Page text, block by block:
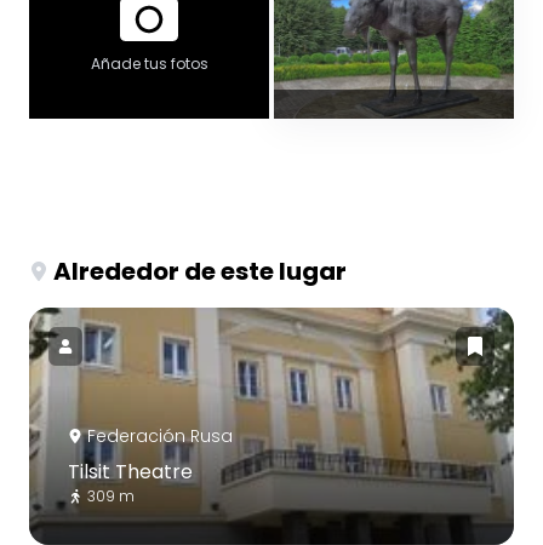
Añade tus fotos
Alrededor de este lugar
Federación Rusa
Tilsit Theatre
309 m